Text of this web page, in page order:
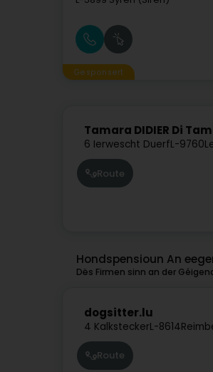
Gesponsert
Tamara DIDIER Di
6 Ierwescht DuerfL-9760
Route
Hondspensioun An
Dës Firmen sinn an der
dogsitter.lu
4 KalksteckerL-8614
Route